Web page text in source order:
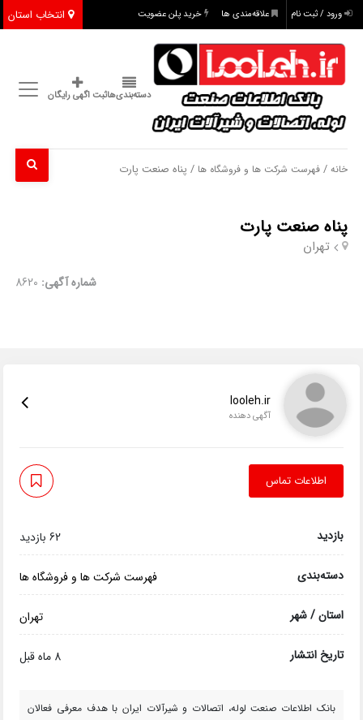
انتخاب استان ورود / ثبت نام علاقه‌مندی ها خرید پلن عضویت
دسته‌بندی‌هاثبت اگهی رایگان
خانه /فهرست شرکت ها و فروشگاه ها / پناه صنعت پارت
پناه صنعت پارت
تهران
شماره آگهی: 8620
looleh.ir
آگهی دهنده
اطلاعات تماس
بازدید 62 بازدید
دسته‌بندی فهرست شرکت ها و فروشگاه ها
استان / شهر تهران
تاریخ انتشار 8 ماه قبل
بانک اطلاعات صنعت لوله، اتصالات و شیرآلات ایران با هدف معرفی فعالان